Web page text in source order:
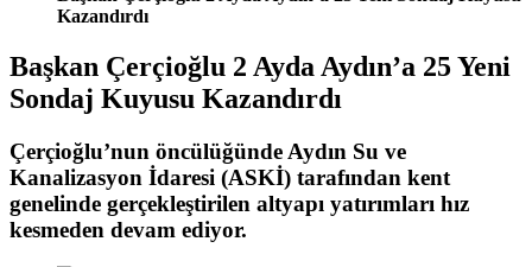
Kazandırdı
Başkan Çerçioğlu 2 Ayda Aydın’a 25 Yeni
Sondaj Kuyusu Kazandırdı
Çerçioğlu’nun öncülüğünde Aydın Su ve
Kanalizasyon İdaresi (ASKİ) tarafından kent
genelinde gerçekleştirilen altyapı yatırımları hız
kesmeden devam ediyor.